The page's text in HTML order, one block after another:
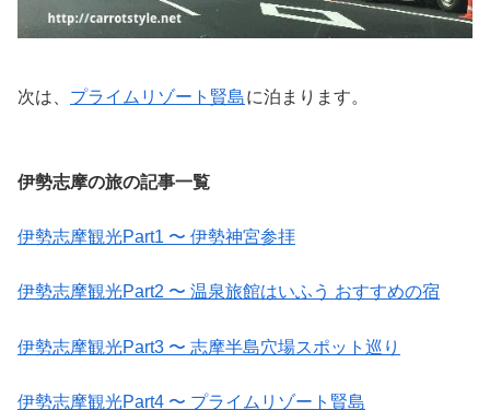
次は、 プライムリゾート賢島に泊まります。
伊勢志摩の旅の記事一覧
伊勢志摩観光Part1 〜 伊勢神宮参拝
伊勢志摩観光Part2 〜 温泉旅館はいふう おすすめの宿
伊勢志摩観光Part3 〜 志摩半島穴場スポット巡り
伊勢志摩観光Part4 〜 プライムリゾート賢島